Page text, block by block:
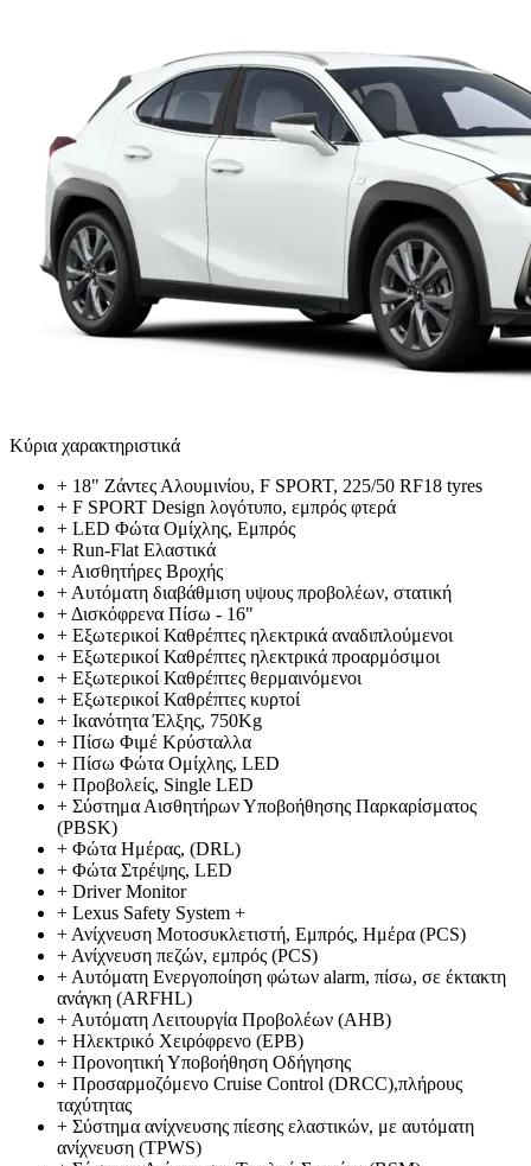
Κύρια χαρακτηριστικά
+ 18" Ζάντες Αλουμινίου, F SPORT, 225/50 RF18 tyres
+ F SPORT Design λογότυπο, εμπρός φτερά
+ LED Φώτα Ομίχλης, Εμπρός
+ Run-Flat Ελαστικά
+ Αισθητήρες Βροχής
+ Αυτόματη διαβάθμιση υψους προβολέων, στατική
+ Δισκόφρενα Πίσω - 16"
+ Εξωτερικοί Καθρέπτες ηλεκτρικά αναδιπλούμενοι
+ Εξωτερικοί Καθρέπτες ηλεκτρικά προαρμόσιμοι
+ Εξωτερικοί Καθρέπτες θερμαινόμενοι
+ Εξωτερικοί Καθρέπτες κυρτοί
+ Ικανότητα Έλξης, 750Kg
+ Πίσω Φιμέ Κρύσταλλα
+ Πίσω Φώτα Ομίχλης, LED
+ Προβολείς, Single LED
+ Σύστημα Αισθητήρων Υποβοήθησης Παρκαρίσματος
(PBSK)
+ Φώτα Ημέρας, (DRL)
+ Φώτα Στρέψης, LED
+ Driver Monitor
+ Lexus Safety System +
+ Ανίχνευση Μοτοσυκλετιστή, Εμπρός, Ημέρα (PCS)
+ Ανίχνευση πεζών, εμπρός (PCS)
+ Αυτόματη Ενεργοποίηση φώτων alarm, πίσω, σε έκτακτη
ανάγκη (ARFHL)
+ Αυτόματη Λειτουργία Προβολέων (AHB)
+ Ηλεκτρικό Χειρόφρενο (EPB)
+ Προνοητική Υποβοήθηση Οδήγησης
+ Προσαρμοζόμενο Cruise Control (DRCC),πλήρους
ταχύτητας
+ Σύστημα ανίχνευσης πίεσης ελαστικών, με αυτόματη
ανίχνευση (TPWS)